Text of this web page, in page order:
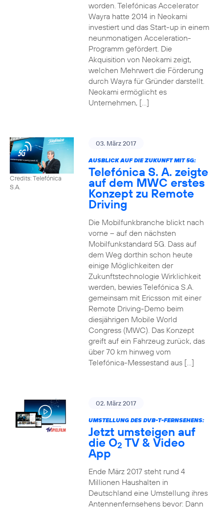
worden. Telefónicas Accelerator
Wayra hatte 2014 in Neokami
investiert und das Start-up in einem
neunmonatigen Acceleration-
Programm gefördert. Die
Akquisition von Neokami zeigt,
welchen Mehrwert die Förderung
durch Wayra für Gründer darstellt.
Neokami ermöglicht es
Unternehmen, […]
Credits: Telefónica
S.A.
03. März 2017
AUSBLICK AUF DIE ZUKUNFT MIT 5G:
Telefónica S. A. zeigte
auf dem MWC erstes
Konzept zu Remote
Driving
Die Mobilfunkbranche blickt nach
vorne – auf den nächsten
Mobilfunkstandard 5G. Dass auf
dem Weg dorthin schon heute
einige Möglichkeiten der
Zukunftstechnologie Wirklichkeit
werden, bewies Telefónica S.A.
gemeinsam mit Ericsson mit einer
Remote Driving-Demo beim
diesjährigen Mobile World
Congress (MWC). Das Konzept
greift auf ein Fahrzeug zurück, das
über 70 km hinweg vom
Telefónica-Messestand aus […]
02. März 2017
UMSTELLUNG DES DVB-T-FERNSEHENS:
Jetzt umsteigen auf
die O2 TV & Video
App
Ende März 2017 steht rund 4
Millionen Haushalten in
Deutschland eine Umstellung ihres
Antennenfernsehens bevor: Dann